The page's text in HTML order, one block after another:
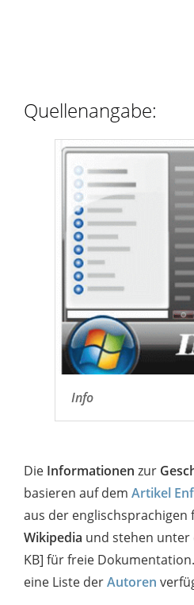
Quellenangabe:
Info
Die Informationen zur
basieren auf dem Artikel
aus der englischsprachigen
Wikipedia und stehen unter
KB] für freie
eine Liste derAutoren